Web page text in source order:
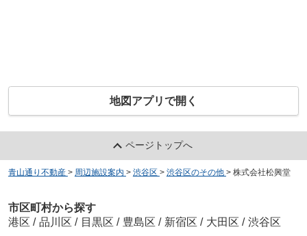
地図アプリで開く
ページトップへ
青山通り不動産 > 周辺施設案内 > 渋谷区 > 渋谷区のその他 > 株式会社松興堂
市区町村から探す
港区 / 品川区 / 目黒区 / 豊島区 / 新宿区 / 大田区 / 渋谷区